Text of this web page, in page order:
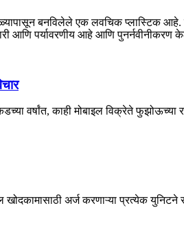
बनविलेले एक लवचिक
आणि पर्यावरणीय आहे आणि
वर्षांत, काही मोबाइल विक्रेते फुझोऊच्या
अर्ज करणाऱ्या प्रत्येक